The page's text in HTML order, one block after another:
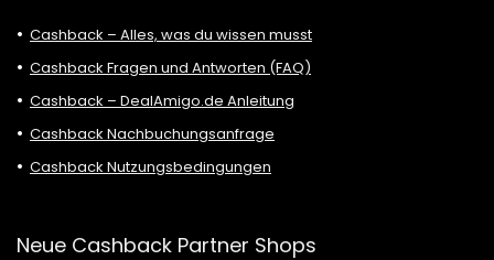
Cashback – Alles, was du wissen musst
Cashback Fragen und Antworten (FAQ)
Cashback – DealAmigo.de Anleitung
Cashback Nachbuchungsanfrage
Cashback Nutzungsbedingungen
Neue Cashback Partner Shops